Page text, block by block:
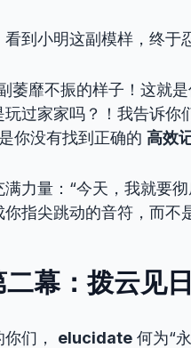
到小明这副模样，终于
萎靡不振的样子！这就
过家家吗？！我告诉你
你没有找到正确的 高效
力量：“今天，我就要
指尖跳动的音符，而不
幕：拨云见
们， elucidate 何为“